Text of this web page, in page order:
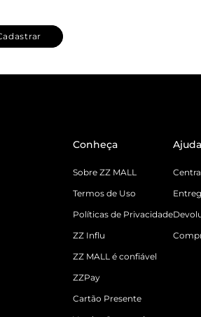
Conheça
Sobre ZZ MALL
Termos de Uso
Políticas de Privacidade
ZZ Influ
ZZ MALL é confiável
ZZPay
Cartão Presente
Ajuda